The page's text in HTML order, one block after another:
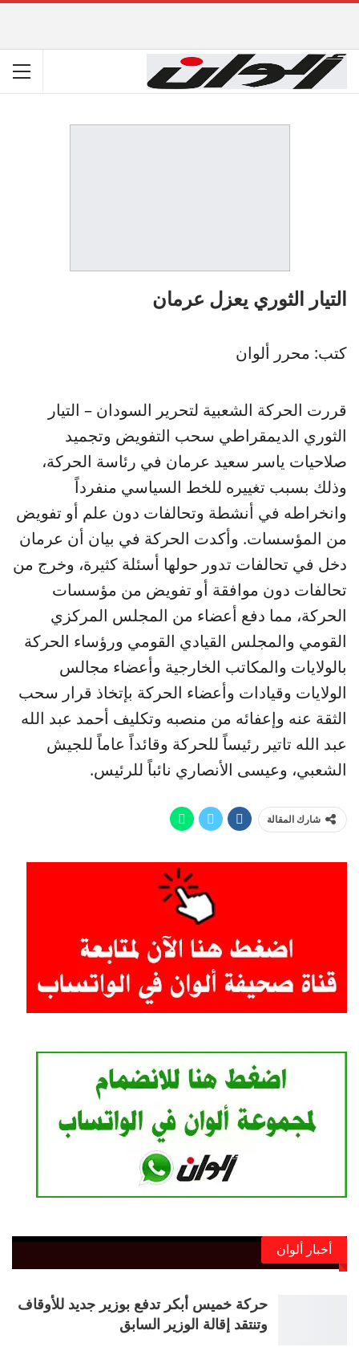
التيار الثوري يعزل عرمان
كتب: محرر ألوان
قررت الحركة الشعبية لتحرير السودان – التيار
الثوري الديمقراطي سحب التفويض وتجميد
صلاحيات ياسر سعيد عرمان في رئاسة الحركة،
وذلك بسبب تغييره للخط السياسي منفرداً
وانخراطه في أنشطة وتحالفات دون علم أو تفويض
من المؤسسات. وأكدت الحركة في بيان أن عرمان
دخل في تحالفات تدور حولها أسئلة كثيرة، وخرج من
تحالفات دون موافقة أو تفويض من مؤسسات
الحركة، مما دفع أعضاء من المجلس المركزي
القومي والمجلس القيادي القومي ورؤساء الحركة
بالولايات والمكاتب الخارجية وأعضاء مجالس
الولايات وقيادات وأعضاء الحركة بإتخاذ قرار سحب
الثقة عنه وإعفائه من منصبه وتكليف أحمد عبد الله
عبد الله تاتير رئيساً للحركة وقائداً عاماً للجيش
الشعبي، وعيسى الأنصاري نائباً للرئيس.
شارك المقالة
أخبار ألوان
حركة خميس أبكر تدفع بوزير جديد للأوقاف
وتنتقد إقالة الوزير السابق